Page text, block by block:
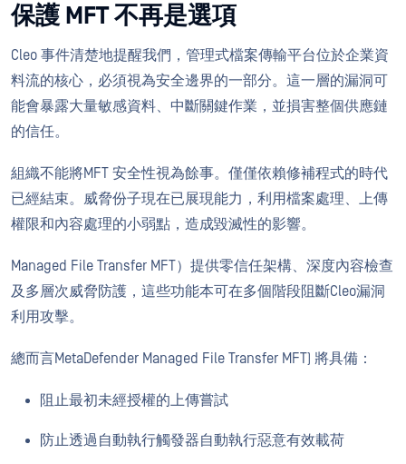
保護 MFT 不再是選項
Cleo 事件清楚地提醒我們，管理式檔案傳輸平台位於企業資
料流的核心，必須視為安全邊界的一部分。這一層的漏洞可
能會暴露大量敏感資料、中斷關鍵作業，並損害整個供應鏈
的信任。
組織不能將MFT 安全性視為餘事。僅僅依賴修補程式的時代
已經結束。威脅份子現在已展現能力，利用檔案處理、上傳
權限和內容處理的小弱點，造成毀滅性的影響。
Managed File Transfer MFT）提供零信任架構、深度內容檢查
及多層次威脅防護，這些功能本可在多個階段阻斷Cleo漏洞
利用攻擊。
總而言MetaDefender Managed File Transfer MFT) 將具備：
阻止最初未經授權的上傳嘗試
防止透過自動執行觸發器自動執行惡意有效載荷